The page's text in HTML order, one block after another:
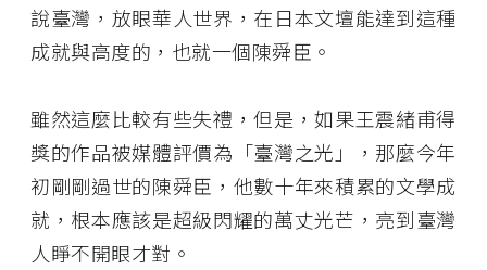
說臺灣，放眼華人世界，在日本文壇能達到這種
成就與高度的，也就一個陳舜臣。
雖然這麼比較有些失禮，但是，如果王震緒甫得
獎的作品被媒體評價為「臺灣之光」，那麼今年
初剛剛過世的陳舜臣，他數十年來積累的文學成
就，根本應該是超級閃耀的萬丈光芒，亮到臺灣
人睜不開眼才對。